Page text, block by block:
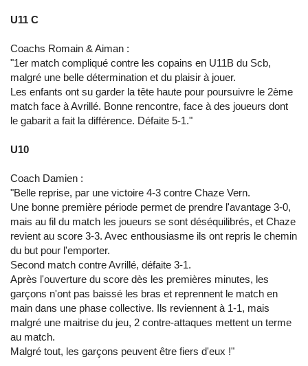
U11 C
Coachs Romain & Aiman :
"1er match compliqué contre les copains en U11B du Scb,
malgré une belle détermination et du plaisir à jouer.
Les enfants ont su garder la tête haute pour poursuivre le 2ème
match face à Avrillé. Bonne rencontre, face à des joueurs dont
le gabarit a fait la différence. Défaite 5-1."
U10
Coach Damien :
"Belle reprise, par une victoire 4-3 contre Chaze Vern.
Une bonne première période permet de prendre l'avantage 3-0,
mais au fil du match les joueurs se sont déséquilibrés, et Chaze
revient au score 3-3. Avec enthousiasme ils ont repris le chemin
du but pour l'emporter.
Second match contre Avrillé, défaite 3-1.
Après l'ouverture du score dès les premières minutes, les
garçons n'ont pas baissé les bras et reprennent le match en
main dans une phase collective. Ils reviennent à 1-1, mais
malgré une maitrise du jeu, 2 contre-attaques mettent un terme
au match.
Malgré tout, les garçons peuvent être fiers d'eux !"